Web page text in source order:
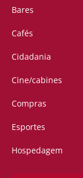
Bares
Cafés
Cidadania
Cine/cabines
Compras
Esportes
Hospedagem